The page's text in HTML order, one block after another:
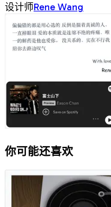
设计师Rene Wang
你可能还喜欢